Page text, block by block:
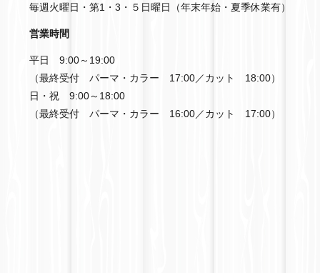
毎週火曜日・第1・3・５日曜日（年末年始・夏季休業有）
営業時間
平日 9:00～19:00
（最終受付 パーマ・カラー 17:00／カット 18:00）
日・祝 9:00～18:00
（最終受付 パーマ・カラー 16:00／カット 17:00）